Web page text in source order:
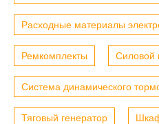
Расходные материалы
Ремкомплекты Силовой
Система динамического
Тяговый генератор